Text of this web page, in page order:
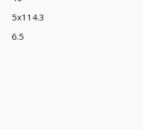
5x114.3
6.5